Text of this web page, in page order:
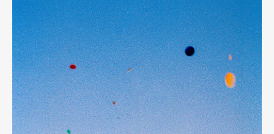
Pen Meet
Pen international Pen tw